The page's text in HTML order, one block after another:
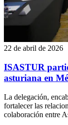
22 de abril de 2026
ISASTUR
asturiana en
La delegación,
fortalecer las
colaboración entre